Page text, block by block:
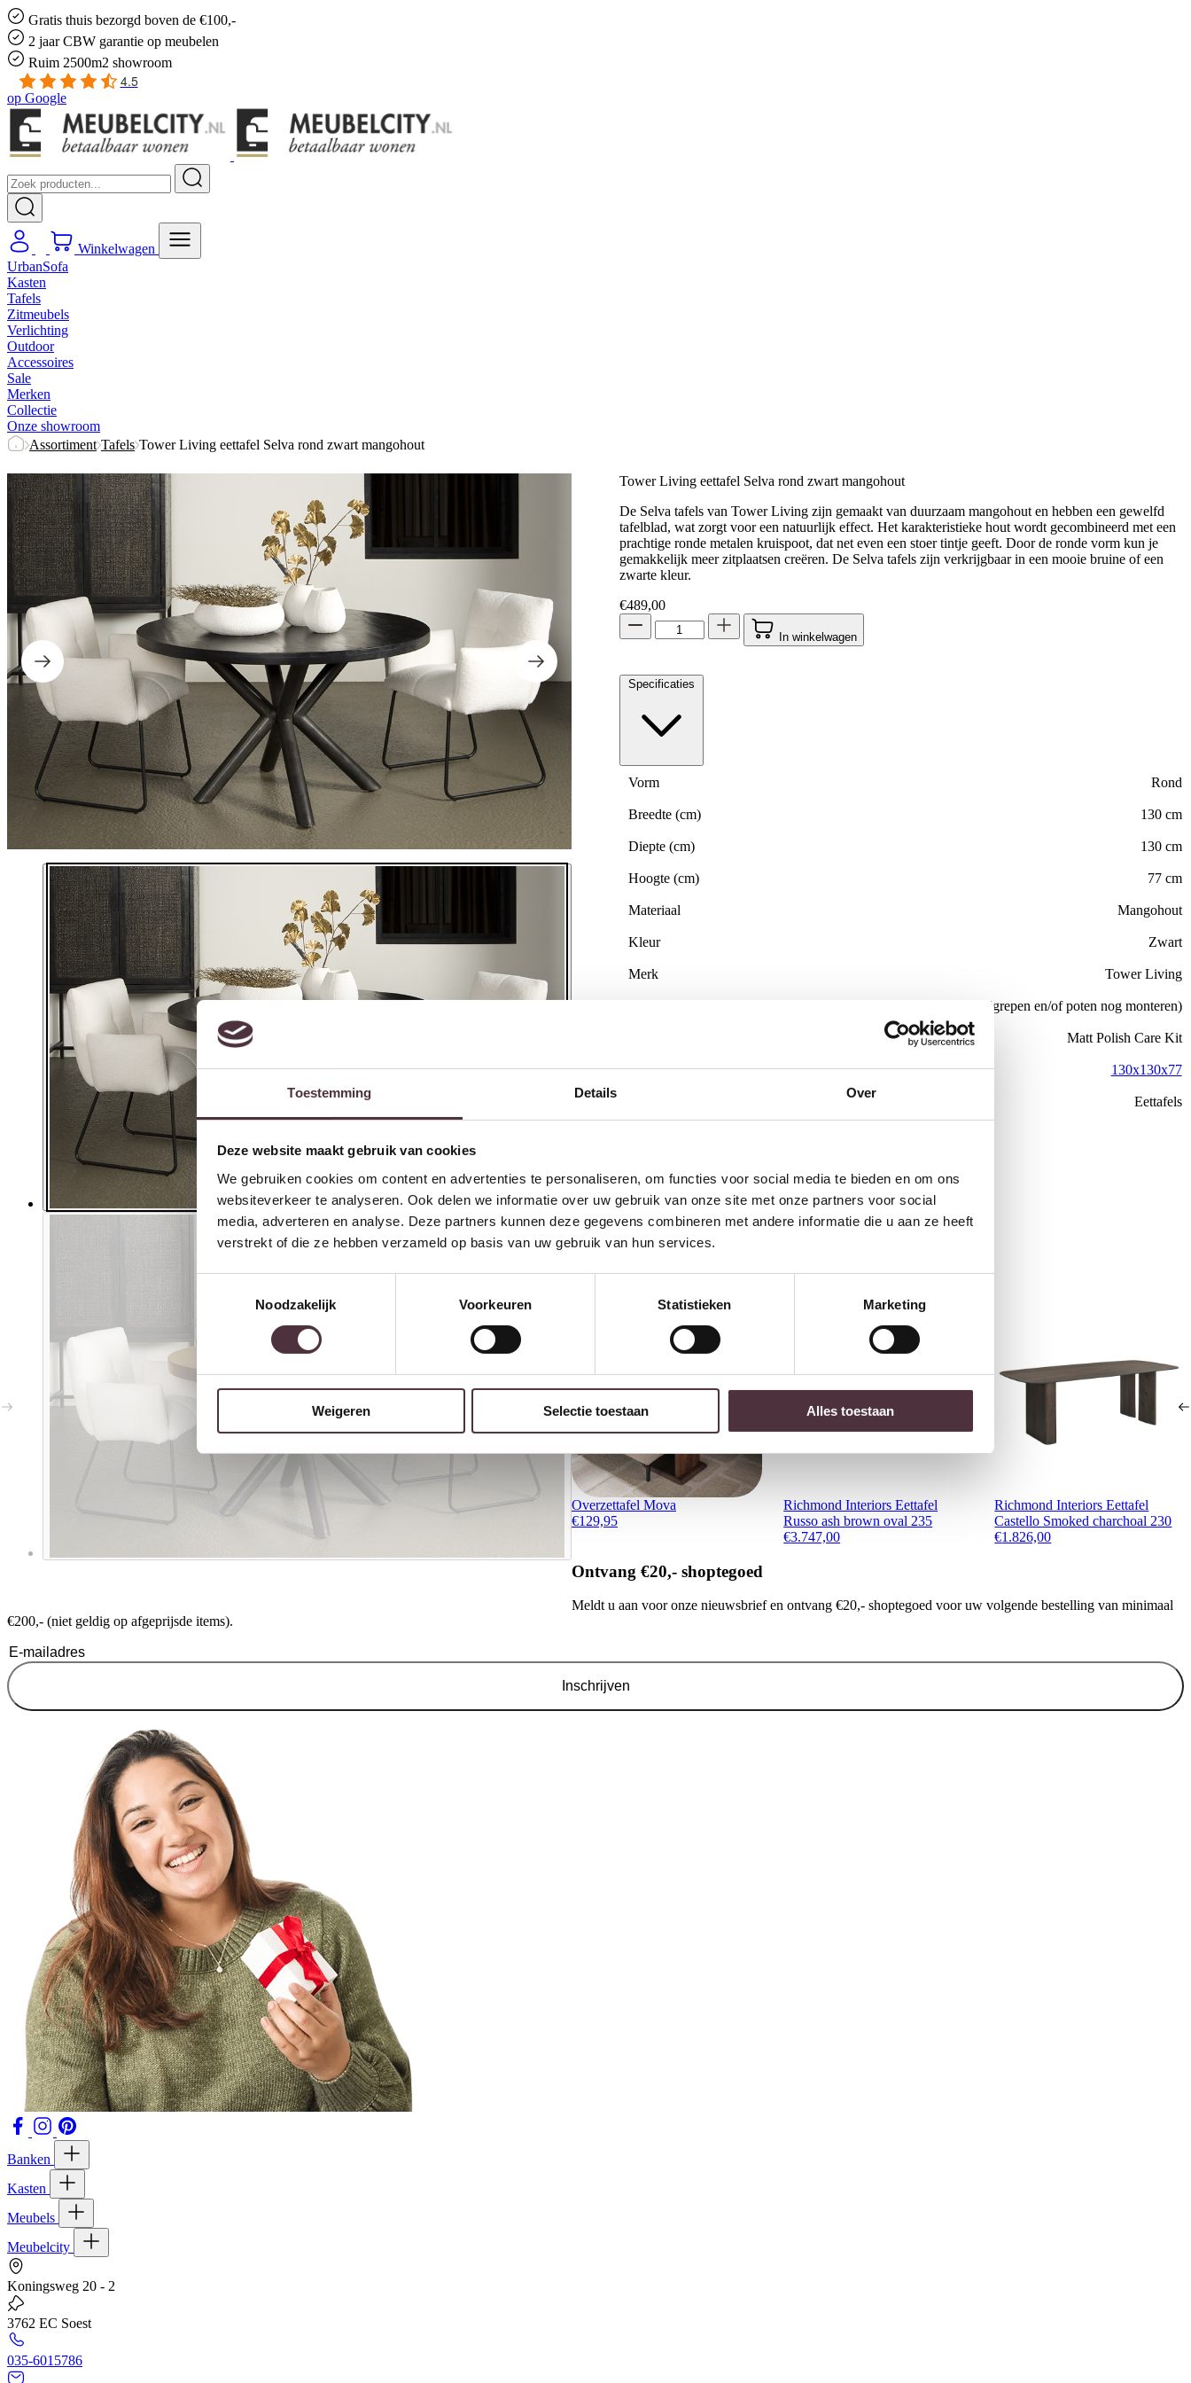
Toestemming Details Over
Deze website maakt gebruik van cookies
We gebruiken cookies om content en advertenties te personaliseren, om functies voor social media te bieden en om ons
websiteverkeer te analyseren. Ook delen we informatie over uw gebruik van onze site met onze partners voor social
media, adverteren en analyse. Deze partners kunnen deze gegevens combineren met andere informatie die u aan ze heeft
verstrekt of die ze hebben verzameld op basis van uw gebruik van hun services.
Noodzakelijk
Voorkeuren Statistieken Marketing
Weigeren Selectie toestaan Alles toestaan
Gratis thuis bezorgd boven de €100,-
2 jaar CBW garantie op meubelen
Ruim 2500m2 showroom
4.5
op Google
Winkelwagen
UrbanSofa
Kasten
Tafels
Zitmeubels
Verlichting
Outdoor
Accessoires
Sale
Merken
Collectie
Onze showroom
Assortiment Tafels Tower Living eettafel Selva rond zwart mangohout
Tower Living eettafel Selva rond zwart mangohout
De Selva tafels van Tower Living zijn gemaakt van duurzaam mangohout en hebben een gewelfd
tafelblad, wat zorgt voor een natuurlijk effect. Het karakteristieke hout wordt gecombineerd met een
prachtige ronde metalen kruispoot, dat net even een stoer tintje geeft. Door de ronde vorm kun je
gemakkelijk meer zitplaatsen creëren. De Selva tafels zijn verkrijgbaar in een mooie bruine of een
zwarte kleur.
€489,00
In winkelwagen
Specificaties
Vorm Rond
Breedte (cm) 130 cm
Diepte (cm) 130 cm
Hoogte (cm) 77 cm
Materiaal Mangohout
Kleur Zwart
Merk Tower Living
Nee (handgrepen en/of poten nog monteren)
Matt Polish Care Kit
Afmeting(en) 130x130x77
Eettafels
2 jaar CBWgarantieop meubelen
Ruim2500m2 showroom
Interessant voor jou
Overzettafel Mova
€129,95
Richmond Interiors Eettafel
Russo ash brown oval 235
€3.747,00
Richmond Interiors Eettafel
Castello Smoked charchoal 230
€1.826,00
Ontvang €20,- shoptegoed
Meldt u aan voor onze nieuwsbrief en ontvang €20,- shoptegoed voor uw volgende bestelling van minimaal
€200,- (niet geldig op afgeprijsde items).
Inschrijven
Banken
Kasten
Meubels
Meubelcity
Koningsweg 20 - 2
3762 EC Soest
035-6015786